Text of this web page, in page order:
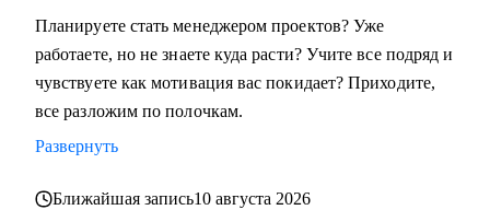
Планируете стать менеджером проектов? Уже
работаете, но не знаете куда расти? Учите все подряд и
чувствуете как мотивация вас покидает? Приходите,
все разложим по полочкам.
Развернуть
Ближайшая запись10 августа 2026